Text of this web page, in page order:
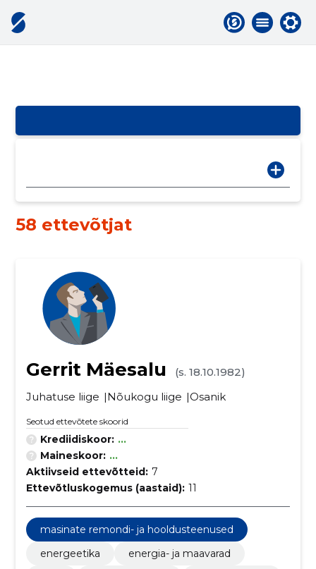
58 ettevõtjat
Gerrit Mäesalu
(s. 18.10.1982)
Juhatuse liige
Nõukogu liige Osanik
Seotud ettevõtete skoorid
Krediidiskoor: ...
Maineskoor: ...
Aktiivseid ettevõtteid: 7
Ettevõtluskogemus (aastaid): 11
masinate remondi- ja hooldusteenused
energeetika
energia- ja maavarad